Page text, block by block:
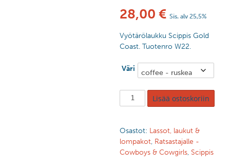
28,00 € Sis. alv 25,5%
Vyötärölaukku Scippis Gold
Coast. Tuotenro W22.
Väri
Lisää ostoskoriin
Osastot: Lassot, laukut &
lompakot, Ratsastajalle -
Cowboys & Cowgirls, Scippis